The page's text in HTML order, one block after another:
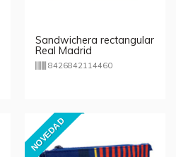
Sandwichera rectangular
Real Madrid
8426842114460
NOVEDAD